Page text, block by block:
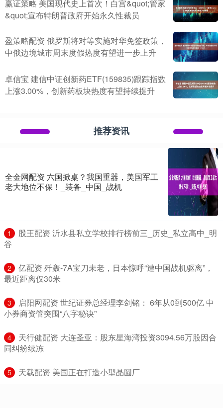
赢证策略 美国现代史上首次！白宫&quot;管家
&quot;宣布特朗普政府开始永久性裁员
盈策略配资 俄罗斯将对等实施对华免签政策，
中俄边境城市周末度假热度有望进一步上升
卓信宝 建信中证创新药ETF(159835)跟踪指数
上涨3.00%，创新药板块热度有望持续提升
推荐资讯
全金网配资 六国掀桌？我国重器，美国军工
老大地位不保！_装备_中国_战机
1
​股王配资 沂水县私立学校排行榜前三_历史_私立高中_明
谷
2
​亿配资 歼轰-7A宝刀未老，日本惊呼“遭中国战机驱离”，
最近距离仅30米
3
​启阳网配资 世纪证券总经理李剑铭： 6年从0到500亿 中
小券商资管突围“八字秘诀”
4
​天行健配资 大连圣亚：股东星海湾投资3094.56万股因合
同纠纷续冻
5 ​天载配资 美国正在打造小型晶圆厂